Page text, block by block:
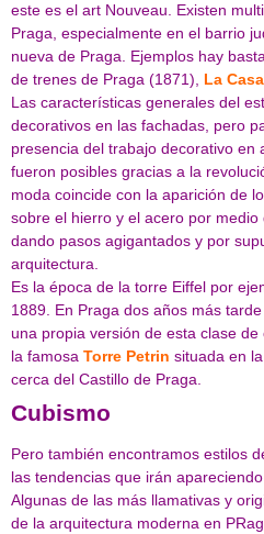
este es el art Nouveau. Existen
Praga, especialmente en el barrio
nueva de Praga. Ejemplos hay
de trenes de Praga (1871), La
Las características generales del
decorativos en las fachadas, pero
presencia del trabajo decorativo en
fueron posibles gracias a la
moda coincide con la aparición de
sobre el hierro y el acero por
dando pasos agigantados y por
arquitectura.
Es la época de la torre Eiffel por
1889. En Praga dos años más
una propia versión de esta clase
la famosa Torre Petrin situada en
cerca del Castillo de Praga.
Cubismo
Pero también encontramos estilos
las tendencias que irán
Algunas de las más llamativas y
de la arquitectura moderna en